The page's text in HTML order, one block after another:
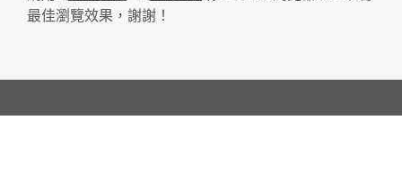
最佳瀏覽效果，謝謝！